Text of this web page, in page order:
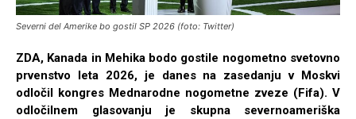
Severni del Amerike bo gostil SP 2026 (foto: Twitter)
ZDA, Kanada in Mehika bodo gostile nogometno svetovno
prvenstvo leta 2026, je danes na zasedanju v Moskvi
odločil kongres Mednarodne nogometne zveze (Fifa). V
odločilnem glasovanju je skupna severnoameriška